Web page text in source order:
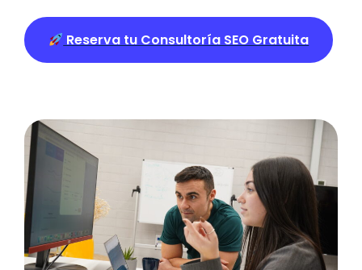
Reserva tu Consultoría SEO Gratuita